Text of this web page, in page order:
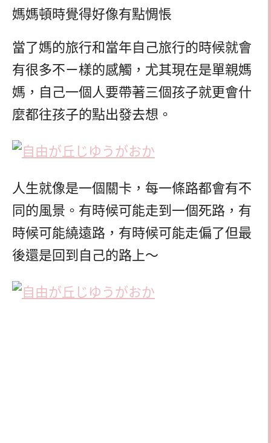
媽媽頓時覺得好像有點惆悵
當了媽的旅行和當年自己旅行的時候就會
有很多不ㄧ樣的感觸，尤其現在是單親媽
媽，自己一個人要帶著三個孩子就更會什
麼都往孩子的點出發去想。
人生就像是一個關卡，每一條路都會有不
同的風景。有時候可能走到一個死路，有
時候可能繞遠路，有時候可能走偏了但最
後還是回到自己的路上～